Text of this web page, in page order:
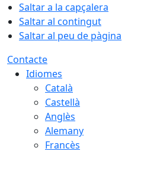
Saltar a la capçalera
Saltar al contingut
Saltar al peu de pàgina
Contacte
Idiomes
Català
Castellà
Anglès
Alemany
Francès